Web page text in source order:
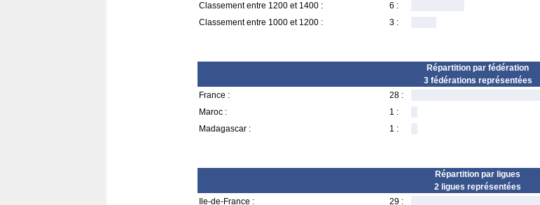
Classement entre 1200 et 1400 :
6 :
Classement entre 1000 et 1200 :
3 :
Répartition par fédération
3 fédérations représentées
France :
28 :
Maroc :
1 :
Madagascar :
1 :
Répartition par ligues
2 ligues représentées
Ile-de-France :
29 :